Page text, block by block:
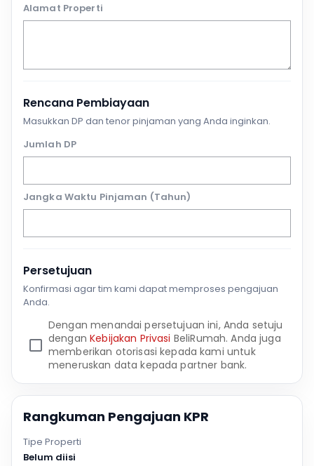
Alamat Properti
Rencana Pembiayaan
Masukkan DP dan tenor pinjaman yang Anda inginkan.
Jumlah DP
Jangka Waktu Pinjaman (Tahun)
Persetujuan
Konfirmasi agar tim kami dapat memproses pengajuan
Anda.
Dengan menandai persetujuan ini, Anda setuju
denganKebijakan Privasi BeliRumah. Anda juga
memberikan otorisasi kepada kami untuk
meneruskan data kepada partner bank.
Rangkuman Pengajuan KPR
Tipe Properti
Belum diisi